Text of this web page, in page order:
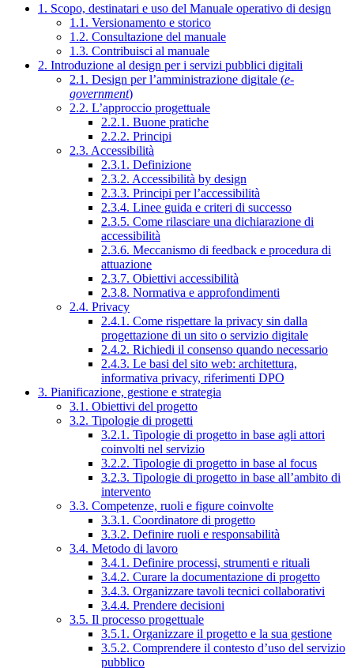
1. Scopo, destinatari e uso del Manuale operativo di design
1.1. Versionamento e storico
1.2. Consultazione del manuale
1.3. Contribuisci al manuale
2. Introduzione al design per i servizi pubblici digitali
2.1. Design per l’amministrazione digitale (e-
government)
2.2. L’approccio progettuale
2.2.1. Buone pratiche
2.2.2. Principi
2.3. Accessibilità
2.3.1. Definizione
2.3.2. Accessibilità by design
2.3.3. Principi per l’accessibilità
2.3.4. Linee guida e criteri di successo
2.3.5. Come rilasciare una dichiarazione di
accessibilità
2.3.6. Meccanismo di feedback e procedura di
attuazione
2.3.7. Obiettivi accessibilità
2.3.8. Normativa e approfondimenti
2.4. Privacy
2.4.1. Come rispettare la privacy sin dalla
progettazione di un sito o servizio digitale
2.4.2. Richiedi il consenso quando necessario
2.4.3. Le basi del sito web: architettura,
informativa privacy, riferimenti DPO
3. Pianificazione, gestione e strategia
3.1. Obiettivi del progetto
3.2. Tipologie di progetti
3.2.1. Tipologie di progetto in base agli attori
coinvolti nel servizio
3.2.2. Tipologie di progetto in base al focus
3.2.3. Tipologie di progetto in base all’ambito di
intervento
3.3. Competenze, ruoli e figure coinvolte
3.3.1. Coordinatore di progetto
3.3.2. Definire ruoli e responsabilità
3.4. Metodo di lavoro
3.4.1. Definire processi, strumenti e rituali
3.4.2. Curare la documentazione di progetto
3.4.3. Organizzare tavoli tecnici collaborativi
3.4.4. Prendere decisioni
3.5. Il processo progettuale
3.5.1. Organizzare il progetto e la sua gestione
3.5.2. Comprendere il contesto d’uso del servizio
pubblico